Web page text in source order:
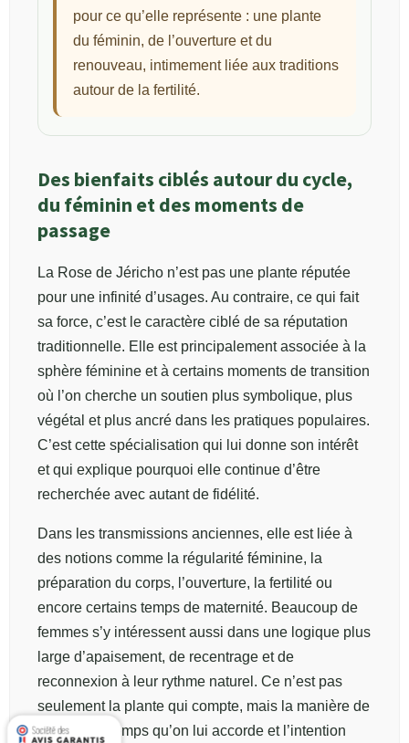
pour ce qu’elle représente : une plante
du féminin, de l’ouverture et du
renouveau, intimement liée aux traditions
autour de la fertilité.
Des bienfaits ciblés autour du cycle,
du féminin et des moments de
passage
La Rose de Jéricho n’est pas une plante réputée
pour une infinité d’usages. Au contraire, ce qui fait
sa force, c’est le caractère ciblé de sa réputation
traditionnelle. Elle est principalement associée à la
sphère féminine et à certains moments de transition
où l’on cherche un soutien plus symbolique, plus
végétal et plus ancré dans les pratiques populaires.
C’est cette spécialisation qui lui donne son intérêt
et qui explique pourquoi elle continue d’être
recherchée avec autant de fidélité.
Dans les transmissions anciennes, elle est liée à
des notions comme la régularité féminine, la
préparation du corps, l’ouverture, la fertilité ou
encore certains temps de maternité. Beaucoup de
femmes s’y intéressent aussi dans une logique plus
large d’apaisement, de recentrage et de
reconnexion à leur rythme naturel. Ce n’est pas
seulement la plante qui compte, mais la manière de
l’utiliser, le temps qu’on lui accorde et l’intention